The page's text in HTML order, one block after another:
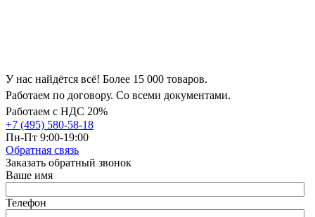
У нас найдётся всё! Более 15 000 товаров.
Работаем по договору. Со всеми документами.
Работаем с НДС 20%
+7 (495) 580-58-18
Пн-Пт 9:00-19:00
Обратная связь
Заказать обратный звонок
Ваше имя
Телефон